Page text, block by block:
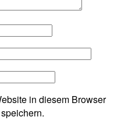
in diesem Browser